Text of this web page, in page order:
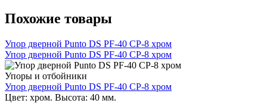
Похожие товары
Упор дверной Punto DS PF-40 СР-8 хром
Упор дверной Punto DS PF-40 СР-8 хром
Упоры и отбойники
Упор дверной Punto DS PF-40 СР-8 хром
Цвет: хром. Высота: 40 мм.